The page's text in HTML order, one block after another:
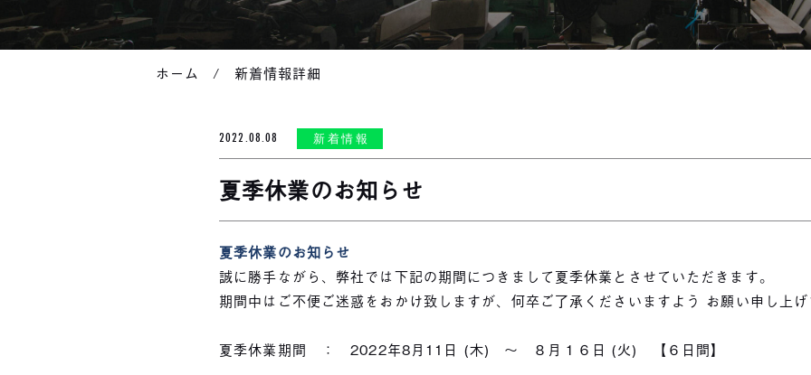
ホーム 新着情報詳細
2022.08.08 新着情報
夏季休業のお知らせ
夏季休業のお知らせ
誠に勝手ながら、弊社では下記の期間につきまして夏季休業とさせていただきます。
期間中はご不便ご迷惑をおかけ致しますが、何卒ご了承くださいますよう お願い申し上
夏季休業期間 ： 2022年8月11日 (木) ～ ８月１６日 (火) 【６日間】